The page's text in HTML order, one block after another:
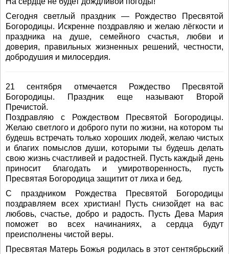
Сегодня светлый праздник — Рождество Пресвятой
Богородицы. Искренне поздравляю и желаю лёгкости и
праздника на душе, семейного счастья, любви и
доверия, правильных жизненных решений, честности,
добродушия и милосердия.
21 сентября отмечается Рождество Пресвятой
Богородицы. Праздник еще называют Второй
Пречистой.
Поздравляю с Рождеством Пресвятой Богородицы.
Желаю светлого и доброго пути по жизни, на котором ты
будешь встречать только хороших людей, желаю чистых
и благих помыслов души, которыми ты будешь делать
свою жизнь счастливей и радостней. Пусть каждый день
приносит благодать и умиротворенность, пусть
Пресвятая Богородица защитит от лиха и бед.
С праздником Рождества Пресвятой Богородицы
поздравляем всех христиан! Пусть снизойдет на вас
любовь, счастье, добро и радость. Пусть Дева Мария
поможет во всех начинаниях, а сердца будут
преисполнены чистой веры.
Пресвятая Матерь Божья родилась в этот сентябрьский